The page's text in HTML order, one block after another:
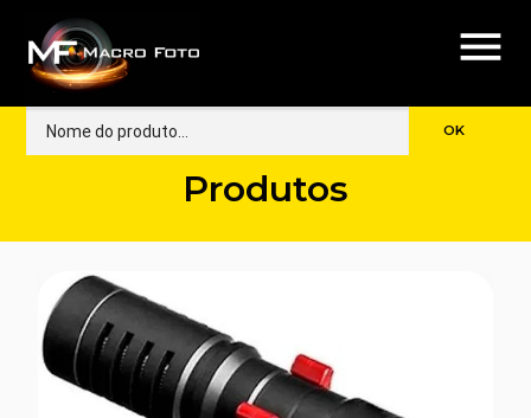
menu
Produtos
🔍